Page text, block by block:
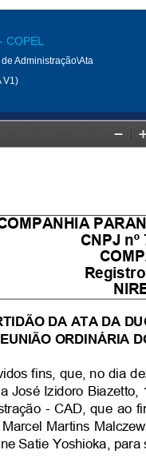
COPEL
Administração\Ata
V1)